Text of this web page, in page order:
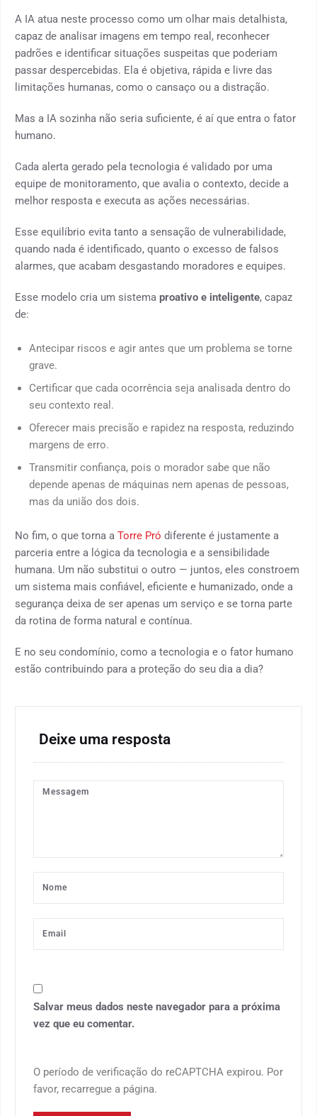
A IA atua neste processo como um olhar mais detalhista,
capaz de analisar imagens em tempo real, reconhecer
padrões e identificar situações suspeitas que poderiam
passar despercebidas. Ela é objetiva, rápida e livre das
limitações humanas, como o cansaço ou a distração.
Mas a IA sozinha não seria suficiente, é aí que entra o fator
humano.
Cada alerta gerado pela tecnologia é validado por uma
equipe de monitoramento, que avalia o contexto, decide a
melhor resposta e executa as ações necessárias.
Esse equilíbrio evita tanto a sensação de vulnerabilidade,
quando nada é identificado, quanto o excesso de falsos
alarmes, que acabam desgastando moradores e equipes.
Esse modelo cria um sistema proativo e inteligente, capaz
de:
Antecipar riscos e agir antes que um problema se torne
grave.
Certificar que cada ocorrência seja analisada dentro do
seu contexto real.
Oferecer mais precisão e rapidez na resposta, reduzindo
margens de erro.
Transmitir confiança, pois o morador sabe que não
depende apenas de máquinas nem apenas de pessoas,
mas da união dos dois.
No fim, o que torna a Torre Pró diferente é justamente a
parceria entre a lógica da tecnologia e a sensibilidade
humana. Um não substitui o outro — juntos, eles constroem
um sistema mais confiável, eficiente e humanizado, onde a
segurança deixa de ser apenas um serviço e se torna parte
da rotina de forma natural e contínua.
E no seu condomínio, como a tecnologia e o fator humano
estão contribuindo para a proteção do seu dia a dia?
Deixe uma resposta
Salvar meus dados neste navegador para a próxima
vez que eu comentar.
O período de verificação do reCAPTCHA expirou. Por
favor, recarregue a página.